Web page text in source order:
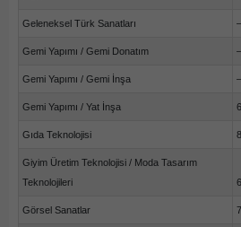
Geleneksel Türk Sanatları –
Gemi Yapımı / Gemi Donatım –
Gemi Yapımı / Gemi İnşa –
Gemi Yapımı / Yat İnşa
Gıda Teknolojisi
Giyim Üretim Teknolojisi / Moda Tasarım
Teknolojileri
Görsel Sanatlar